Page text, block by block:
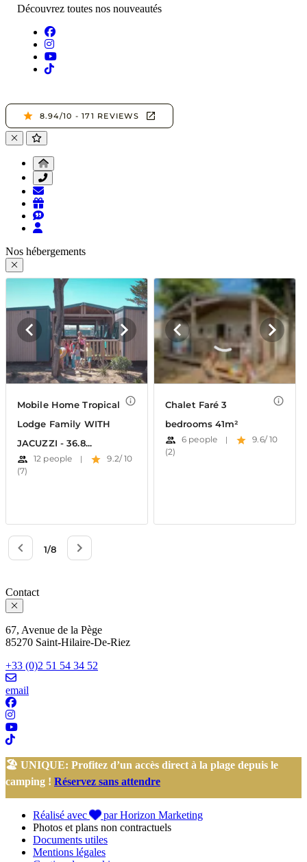
Découvrez toutes nos nouveautés
Nos hébergements
Contact
67, Avenue de la Pège
85270 Saint-Hilaire-De-Riez
+33 (0)2 51 54 34 52
email
🏖️ UNIQUE: Profitez d’un accès direct à la plage depuis le
camping ! Réservez sans attendre
Réalisé avec
par Horizon Marketing
Photos et plans non contractuels
Documents utiles
Mentions légales